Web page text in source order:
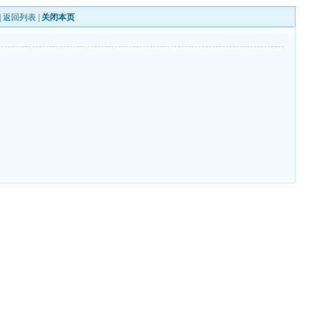
返回列表 关闭本页